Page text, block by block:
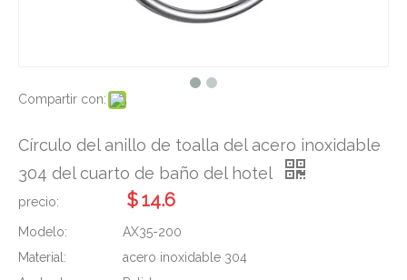
Compartir con:
Círculo del anillo de toalla del acero inoxidable
304 del cuarto de baño del hotel
precio: $14.6
Modelo:
AX35-200
Material:
acero inoxidable 304